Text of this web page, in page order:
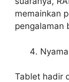
memainkan
pengalaman
Tablet hadir